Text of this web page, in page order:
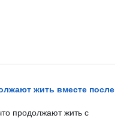
жить вместе после
продолжают жить с